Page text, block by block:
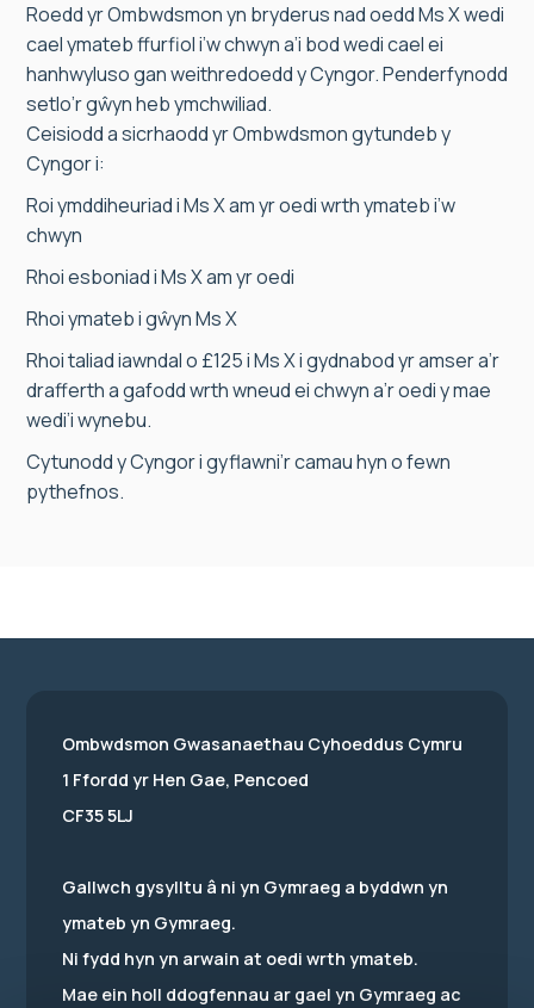
Roedd yr Ombwdsmon yn bryderus nad oedd Ms X wedi
cael ymateb ffurfiol i’w chwyn a’i bod wedi cael ei
hanhwyluso gan weithredoedd y Cyngor. Penderfynodd
setlo’r gŵyn heb ymchwiliad.
Ceisiodd a sicrhaodd yr Ombwdsmon gytundeb y
Cyngor i:
Roi ymddiheuriad i Ms X am yr oedi wrth ymateb i’w
chwyn
Rhoi esboniad i Ms X am yr oedi
Rhoi ymateb i gŵyn Ms X
Rhoi taliad iawndal o £125 i Ms X i gydnabod yr amser a’r
drafferth a gafodd wrth wneud ei chwyn a’r oedi y mae
wedi’i wynebu.
Cytunodd y Cyngor i gyflawni’r camau hyn o fewn
pythefnos.
Ombwdsmon Gwasanaethau Cyhoeddus Cymru
1 Ffordd yr Hen Gae, Pencoed
CF35 5LJ
Gallwch gysylltu â ni yn Gymraeg a byddwn yn
ymateb yn Gymraeg.
Ni fydd hyn yn arwain at oedi wrth ymateb.
Mae ein holl ddogfennau ar gael yn Gymraeg ac